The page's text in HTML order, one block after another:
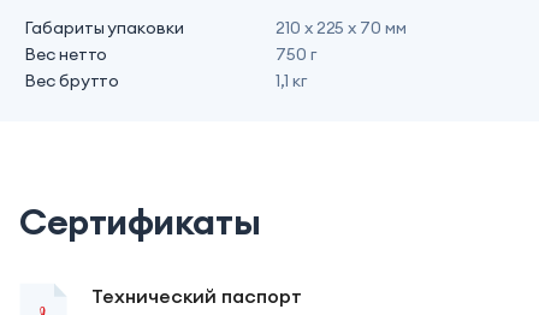
Габариты упаковки
210 х 225 х 70 мм
Вес нетто
750 г
Вес брутто
1,1 кг
Сертификаты
Технический паспорт